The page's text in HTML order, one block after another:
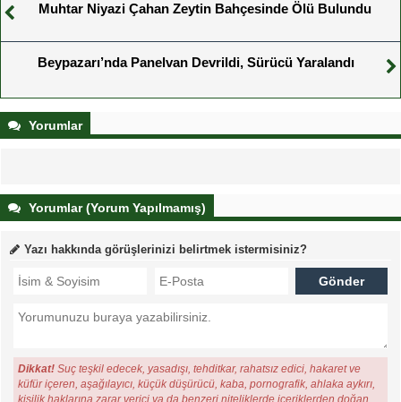
Muhtar Niyazi Çahan Zeytin Bahçesinde Ölü Bulundu
Beypazarı’nda Panelvan Devrildi, Sürücü Yaralandı
Yorumlar
Yorumlar (Yorum Yapılmamış)
Yazı hakkında görüşlerinizi belirtmek istermisiniz?
Dikkat! Suç teşkil edecek, yasadışı, tehditkar, rahatsız edici, hakaret ve
küfür içeren, aşağılayıcı, küçük düşürücü, kaba, pornografik, ahlaka aykırı,
kişilik haklarına zarar verici ya da benzeri niteliklerde içeriklerden doğan